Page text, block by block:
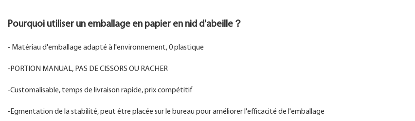
Pourquoi utiliser un emballage en papier en nid d'abeille？
- Matériau d'emballage adapté à l'environnement, 0 plastique
-PORTION MANUAL, PAS DE CISSORS OU RACHER
-Customalisable, temps de livraison rapide, prix compétitif
-Egmentation de la stabilité, peut être placée sur le bureau pour améliorer l'efficacité de l'emballage